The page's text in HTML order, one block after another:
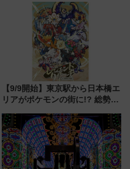
【9/9開始】東京駅から日本橋エ
リアがポケモンの街に!? 総勢
リサーチ」本格謎解き・グッズ
情報まとめ